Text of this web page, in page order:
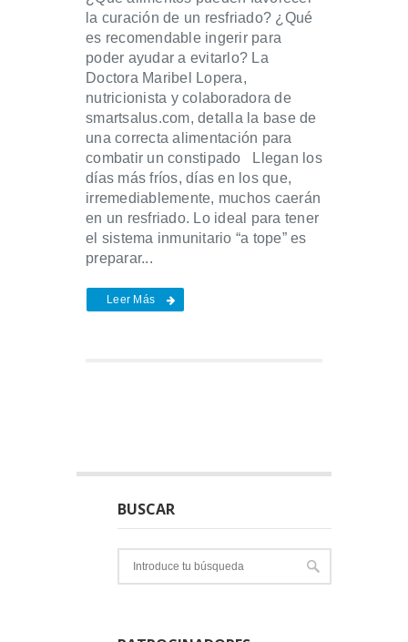
la curación de un resfriado? ¿Qué
es recomendable ingerir para
poder ayudar a evitarlo? La
Doctora Maribel Lopera,
nutricionista y colaboradora de
smartsalus.com, detalla la base de
una correcta alimentación para
combatir un constipado Llegan los
días más fríos, días en los que,
irremediablemente, muchos caerán
en un resfriado. Lo ideal para tener
el sistema inmunitario “a tope” es
preparar...
Leer Más
BUSCAR